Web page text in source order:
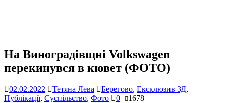
На Виноградівщні Volkswagen
перекинувся в кювет (ФОТО)
02.02.2022 Тетяна Лева Берегово, Ексклюзив ЗД,
Публікації, Суспільство, Фото 0 1678